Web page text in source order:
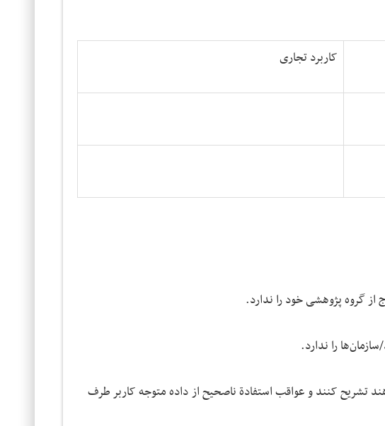
کاربرد تجاری
از گروه پژوهشی خود را ندارد.
را ندارد.
تشریح کنند و عواقب استفادة ناصحیح از داده متوجه کاربر طرف